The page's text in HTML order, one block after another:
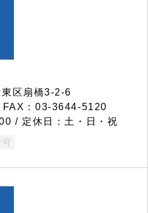
区扇橋3-2-6
：03-3644-5120
/ 定休日：土・日・祝
可